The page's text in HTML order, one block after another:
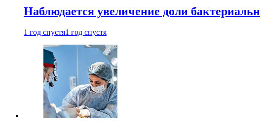
Наблюдается увеличение доли
1 год спустя1 год спустя